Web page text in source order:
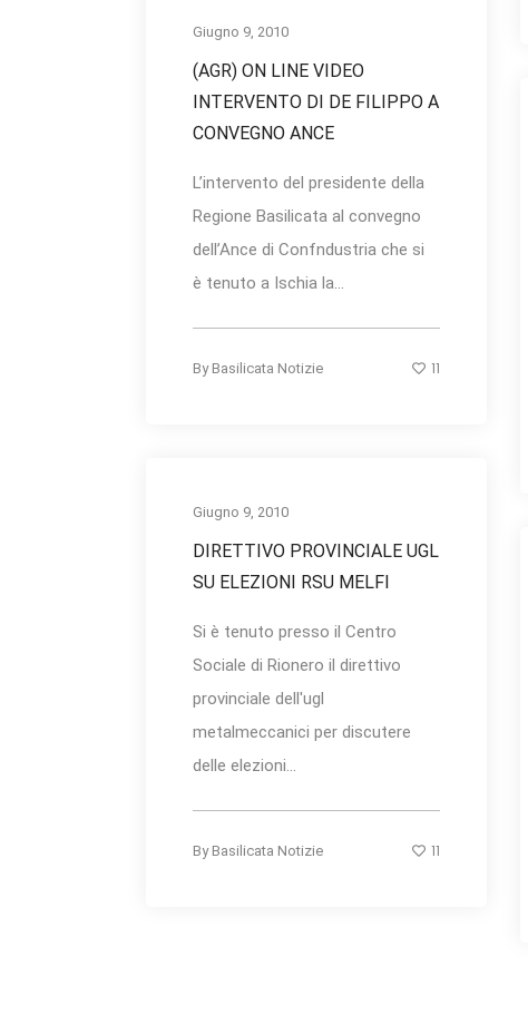
Giugno 9, 2010
(AGR) ON LINE VIDEO
INTERVENTO DI DE FILIPPO A
CONVEGNO ANCE
L’intervento del presidente della
Regione Basilicata al convegno
dell’Ance di Confndustria che si
è tenuto a Ischia la...
By Basilicata Notizie 11
Giugno 9, 2010
DIRETTIVO PROVINCIALE UGL
SU ELEZIONI RSU MELFI
Si è tenuto presso il Centro
Sociale di Rionero il direttivo
provinciale dell'ugl
metalmeccanici per discutere
delle elezioni...
By Basilicata Notizie 11